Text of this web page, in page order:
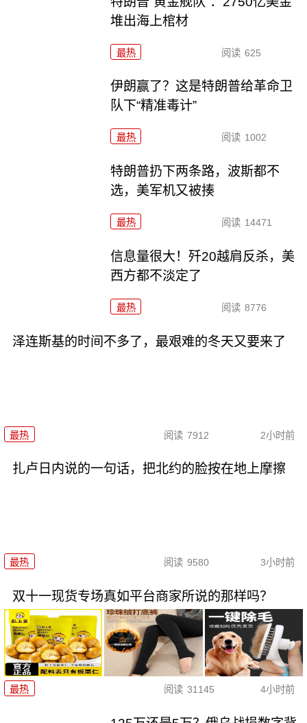
堆出海上棺材
最热 阅读 625
伊朗赢了？这是特朗普给革命卫
队下“精准毒计”
最热 阅读 1002
特朗普扔下两条路，波斯都不
选，美军机又被揍
最热 阅读 14471
信息量很大！歼20越肩反杀，美
西方都不淡定了
最热 阅读 8776
泽连斯基的时间不多了，最艰难的冬天又要来了
最热 阅读 7912 2小时前
扎卢日内说的一句话，把北约的脸按在地上摩擦
最热 阅读 9580 3小时前
双十一现货专场真如平台商家所说的那样吗？
最热 阅读 31145 4小时前